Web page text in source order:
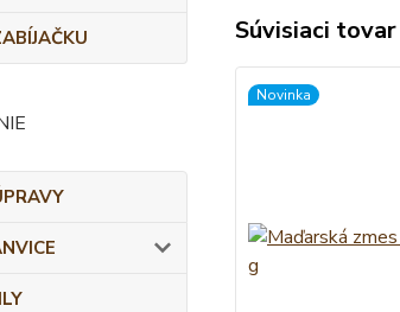
Súvisiaci tovar
Novinka